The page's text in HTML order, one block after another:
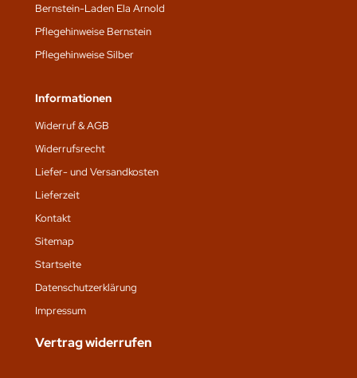
Bernstein-Laden Ela Arnold
Pflegehinweise Bernstein
Pflegehinweise Silber
Informationen
Widerruf & AGB
Widerrufsrecht
Liefer- und Versandkosten
Lieferzeit
Kontakt
Sitemap
Startseite
Datenschutz­erklärung
Impressum
Vertrag widerrufen